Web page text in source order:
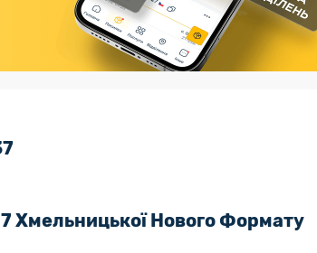
операції
Страхові послуги
Каталог «Укрпошта
Хмельницької Нового Формату